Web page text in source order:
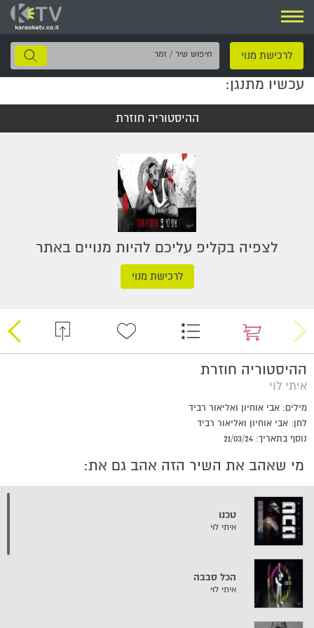
ניווט
לרכישת מנוי
חיפוש
שיר
עכשיו מתנגן:
ההיסטוריה חוזרת
לצפיה בקליפ עליכם להיות מנויים באתר
לרכישת מנוי
ההיסטוריה חוזרת
איתי לוי
מילים: אבי אוחיון ואליאור רביד
לחן: אבי אוחיון ואליאור רביד
נוסף בתאריך: 21/03/24
מי שאהב את השיר הזה אהב גם את:
טכנו
איתי לוי
הכל סבבה
איתי לוי